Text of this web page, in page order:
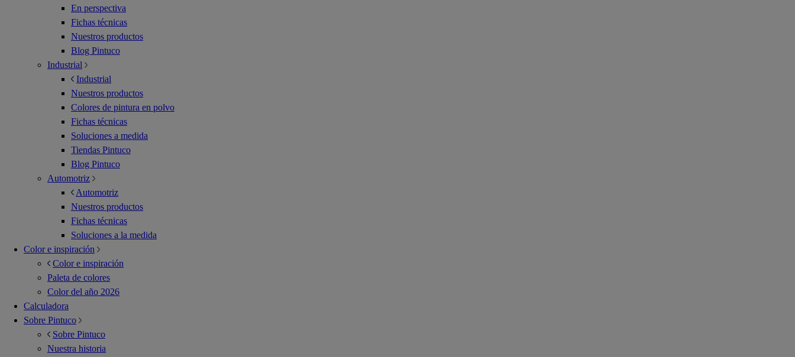
En perspectiva
Fichas técnicas
Nuestros productos
Blog Pintuco
Industrial
Industrial
Nuestros productos
Colores de pintura en polvo
Fichas técnicas
Soluciones a medida
Tiendas Pintuco
Blog Pintuco
Automotriz
Automotriz
Nuestros productos
Fichas técnicas
Soluciones a la medida
Color e inspiración
Color e inspiración
Paleta de colores
Color del año 2026
Calculadora
Sobre Pintuco
Sobre Pintuco
Nuestra historia